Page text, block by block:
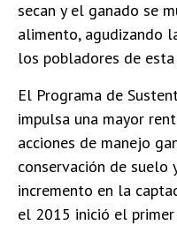
secan y el ganado se
alimento, agudizando
los pobladores de
El Programa de
impulsa una mayor
acciones de manejo
conservación de suelo
incremento en la
el 2015 inició el